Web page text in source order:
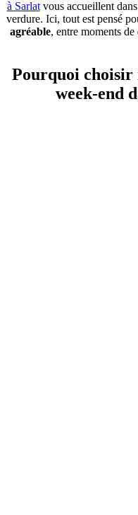
à Sarlatvous accueillent
verdure. Ici, tout est pensé
agréable, entre moments
Pourquoi choisir
week-end